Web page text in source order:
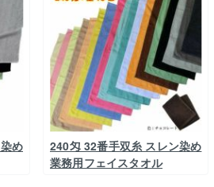
め
240匁 32番手双糸 スレン染め
業務用フェイスタオル